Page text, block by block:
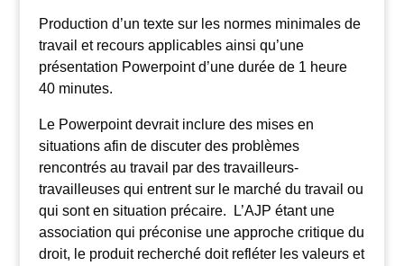
Production d’un texte sur les normes minimales de
travail et recours applicables ainsi qu’une
présentation Powerpoint d’une durée de 1 heure
40 minutes.
Le Powerpoint devrait inclure des mises en
situations afin de discuter des problèmes
rencontrés au travail par des travailleurs-
travailleuses qui entrent sur le marché du travail ou
qui sont en situation précaire. L’AJP étant une
association qui préconise une approche critique du
droit, le produit recherché doit refléter les valeurs et